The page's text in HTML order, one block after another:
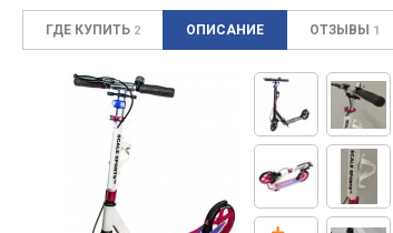
ГДЕ КУПИТЬ 2 ОПИСАНИЕ ОТЗЫВЫ 1